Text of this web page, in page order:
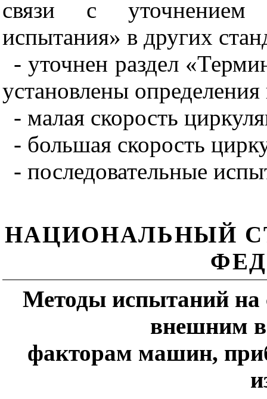
связи с уточнением
испытания» в других
- уточнен раздел
установлены
- малая скорость
- большая скорость
- последовательные
НАЦИОНАЛЬНЫЙ
Методы испытаний на
внешним
факторам машин,